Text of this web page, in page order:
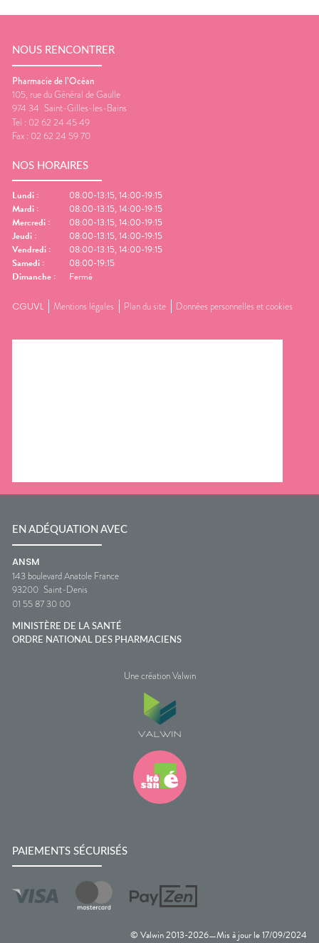
© Valwin 2013-2026—Mis à jour le17/09/2024
NOUS RENCONTRER
Pharmacie de l’Océan
105, rue du Général de Gaulle
974 34 Saint-Gilles-les-Bains
Tel : 02 62 24 45 49
Fax : 02 62 24 59 70
NOS HORAIRES
Lundi :
08:00-13:15, 14:00-19:15
Mardi :
08:00-13:15, 14:00-19:15
Mercredi :
08:00-13:15, 14:00-19:15
Jeudi :
08:00-13:15, 14:00-19:15
Vendredi :
08:00-13:15, 14:00-19:15
Samedi :
08:00-19:15
Dimanche : Fermé
CGUVL Mentions légales Plan du site Données personnelles et cookies
EN ADÉQUATION AVEC
ANSM
143 boulevard Anatole France
93200 Saint-Denis
01 55 87 30 00
MINISTÈRE DE LA SANTÉ
ORDRE NATIONAL DES PHARMACIENS
Une création Valwin
PAIEMENTS SÉCURISÉS